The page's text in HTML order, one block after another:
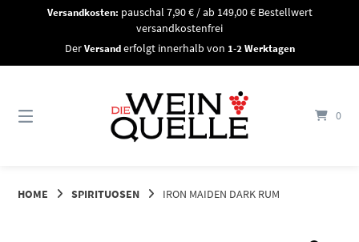
Versandkosten: pauschal 7,90 € / ab 149,00 € Bestellwert
versandkostenfrei
DerVersanderfolgt innerhalb von 1-2 Werktagen
0
HOME SPIRITUOSEN IRON MAIDEN DARK RUM